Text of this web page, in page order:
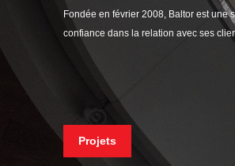
Fondée en février 2008, Baltor est une
confiance dans la relation avec ses
Projets